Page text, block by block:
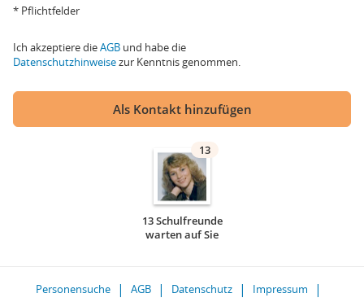
* Pflichtfelder
Ich akzeptiere dieAGB und habe die
Datenschutzhinweisezur Kenntnis genommen.
Als Kontakt hinzufügen
13
13 Schulfreunde
warten auf Sie
Personensuche AGB Datenschutz
Impressum